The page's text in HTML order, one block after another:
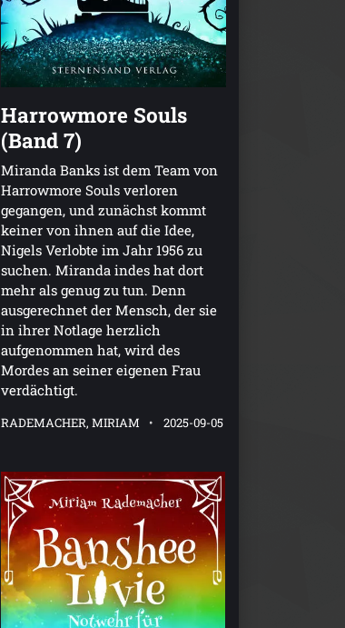
Harrowmore Souls
(Band 7)
Miranda Banks ist dem Team von
Harrowmore Souls verloren
gegangen, und zunächst kommt
keiner von ihnen auf die Idee,
Nigels Verlobte im Jahr 1956 zu
suchen. Miranda indes hat dort
mehr als genug zu tun. Denn
ausgerechnet der Mensch, der sie
in ihrer Notlage herzlich
aufgenommen hat, wird des
Mordes an seiner eigenen Frau
verdächtigt.
RADEMACHER, MIRIAM 2025-09-05